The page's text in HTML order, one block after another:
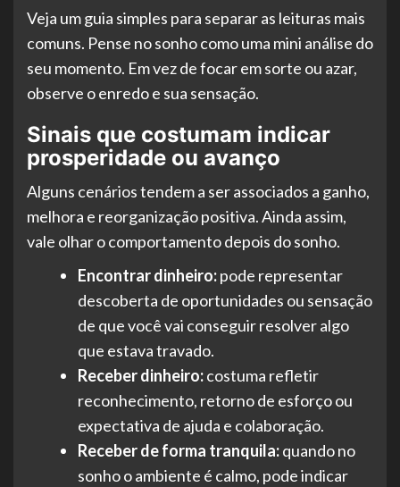
Veja um guia simples para separar as leituras mais
comuns. Pense no sonho como uma mini análise do
seu momento. Em vez de focar em sorte ou azar,
observe o enredo e sua sensação.
Sinais que costumam indicar
prosperidade ou avanço
Alguns cenários tendem a ser associados a ganho,
melhora e reorganização positiva. Ainda assim,
vale olhar o comportamento depois do sonho.
Encontrar dinheiro:pode representar
descoberta de oportunidades ou sensação
de que você vai conseguir resolver algo
que estava travado.
Receber dinheiro:costuma refletir
reconhecimento, retorno de esforço ou
expectativa de ajuda e colaboração.
Receber de forma tranquila:quando no
sonho o ambiente é calmo, pode indicar